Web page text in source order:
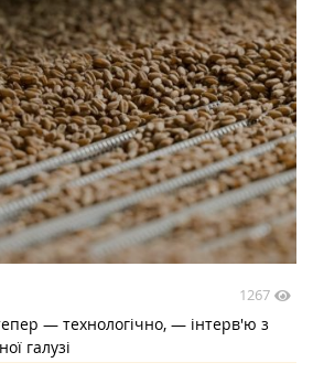
1267
— технологічно, — інтерв'ю з
галузі